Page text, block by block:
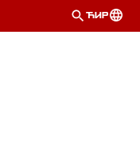
ЋИР